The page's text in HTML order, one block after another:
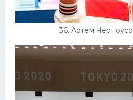
36. Артем